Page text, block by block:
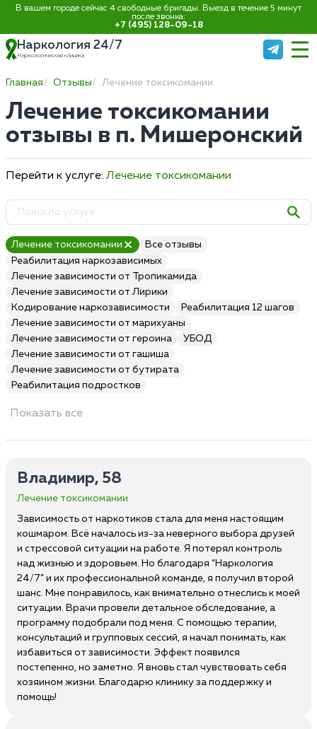
В вашем городе сейчас 4 свободные бригады. Выезд в течение 5 минут
после звонка:
+7 (495) 128-09-18
Наркология 24/7
Наркологическая клиника
Главная Отзывы Лечение токсикомании
Лечение токсикомании
отзывы в п. Мишеронский
Перейти к услуге:Лечение токсикомании
Лечение токсикомании
Все отзывы
Реабилитация наркозависимых
Лечение зависимости от Тропикамида
Лечение зависимости от Лирики
Кодирование наркозависимости
Реабилитация 12 шагов
Лечение зависимости от марихуаны
Лечение зависимости от героина
УБОД
Лечение зависимости от гашиша
Лечение зависимости от бутирата
Реабилитация подростков
Показать все
Владимир, 58
Лечение токсикомании
Зависимость от наркотиков стала для меня настоящим
кошмаром. Всё началось из-за неверного выбора друзей
и стрессовой ситуации на работе. Я потерял контроль
над жизнью и здоровьем. Но благодаря “Наркология
24/7” и их профессиональной команде, я получил второй
шанс. Мне понравилось, как внимательно отнеслись к моей
ситуации. Врачи провели детальное обследование, а
программу подобрали под меня. С помощью терапии,
консультаций и групповых сессий, я начал понимать, как
избавиться от зависимости. Эффект появился
постепенно, но заметно. Я вновь стал чувствовать себя
хозяином жизни. Благодарю клинику за поддержку и
помощь!